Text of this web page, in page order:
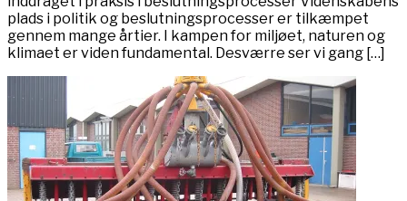
plads i politik og beslutningsprocesser er tilkæmpet
gennem mange årtier. I kampen for miljøet, naturen og
klimaet er viden fundamental. Desværre ser vi gang […]